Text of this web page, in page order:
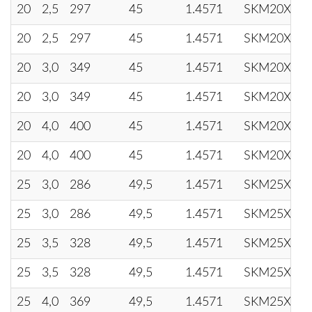
20 2,5 297 45 1.4571
20 2,5 297 45 1.4571
20 3,0 349 45 1.4571 SKM20X3
20 3,0 349 45 1.4571 SKM20X3
20 4,0 400 45 1.4571 SKM20X4
20 4,0 400 45 1.4571 SKM20X4
25 3,0 286 49,5 1.4571 SKM25X3
25 3,0 286 49,5 1.4571 SKM25X3
25 3,5 328 49,5 1.4571
25 3,5 328 49,5 1.4571
25 4,0 369 49,5 1.4571 SKM25X4